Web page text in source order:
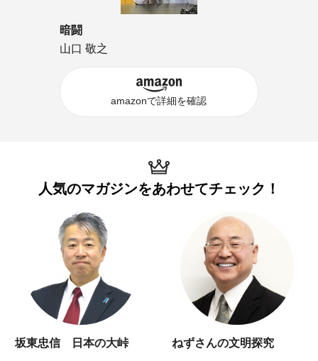
暗闘
山口 敬之
amazonで詳細を確認
人気のマガジンをあわせてチェック！
坂東忠信 日本の大峠 ねずさんの文明探究